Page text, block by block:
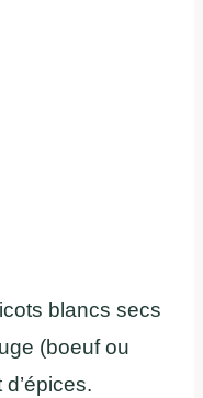
blancs secs
(boeuf ou